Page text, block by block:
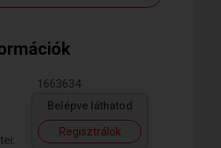
1663634
Belépve láthatod
Regisztrálok